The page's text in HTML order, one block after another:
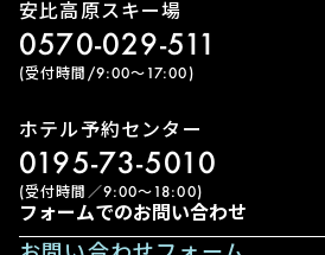
安比高原スキー場
0570-029-511
(受付時間/9:00〜17:00)
ホテル予約センター
0195-73-5010
(受付時間／9:00〜18:00)
フォームでのお問い合わせ